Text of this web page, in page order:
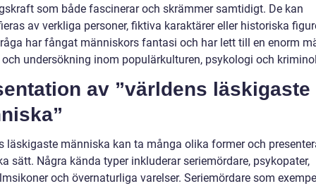
som både fascinerar och skrämmer samtidigt. De kan
av verkliga personer, fiktiva karaktärer eller historiska
har fångat människors fantasi och har lett till en enorm
och undersökning inom populärkulturen, psykologi och
av ”världens läskigaste
läskigaste människa kan ta många olika former och
sätt. Några kända typer inkluderar seriemördare, psykopater,
och övernaturliga varelser. Seriemördare som